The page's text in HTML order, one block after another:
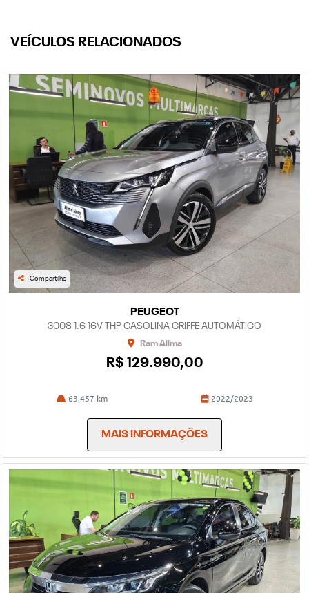
VEÍCULOS RELACIONADOS
Compartilhe
PEUGEOT
3008 1.6 16V THP GASOLINA GRIFFE AUTOMÁTICO
Ram Allma
R$ 129.990,00
63.457 km 2022/2023
MAIS INFORMAÇÕES